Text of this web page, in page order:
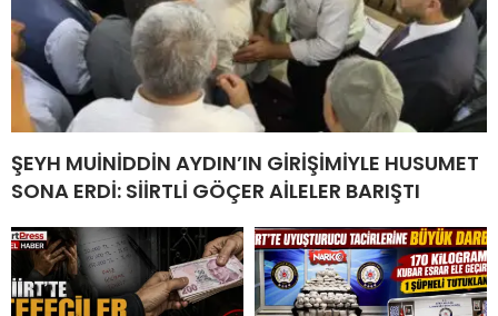
ŞEYH MUİNİDDİN AYDIN’IN GİRİŞİMİYLE HUSUMET
SONA ERDİ: SİİRTLİ GÖÇER AİLELER BARIŞTI